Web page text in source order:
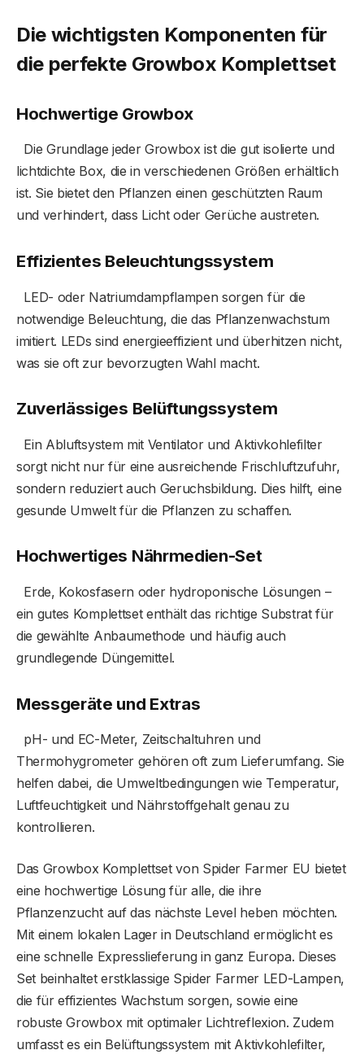
Die wichtigsten Komponenten für
die perfekte Growbox Komplettset
Hochwertige Growbox
Die Grundlage jeder Growbox ist die gut isolierte und
lichtdichte Box, die in verschiedenen Größen erhältlich
ist. Sie bietet den Pflanzen einen geschützten Raum
und verhindert, dass Licht oder Gerüche austreten.
Effizientes Beleuchtungssystem
LED- oder Natriumdampflampen sorgen für die
notwendige Beleuchtung, die das Pflanzenwachstum
imitiert. LEDs sind energieeffizient und überhitzen nicht,
was sie oft zur bevorzugten Wahl macht.
Zuverlässiges Belüftungssystem
Ein Abluftsystem mit Ventilator und Aktivkohlefilter
sorgt nicht nur für eine ausreichende Frischluftzufuhr,
sondern reduziert auch Geruchsbildung. Dies hilft, eine
gesunde Umwelt für die Pflanzen zu schaffen.
Hochwertiges Nährmedien-Set
Erde, Kokosfasern oder hydroponische Lösungen –
ein gutes Komplettset enthält das richtige Substrat für
die gewählte Anbaumethode und häufig auch
grundlegende Düngemittel.
Messgeräte und Extras
pH- und EC-Meter, Zeitschaltuhren und
Thermohygrometer gehören oft zum Lieferumfang. Sie
helfen dabei, die Umweltbedingungen wie Temperatur,
Luftfeuchtigkeit und Nährstoffgehalt genau zu
kontrollieren.
Das Growbox Komplettset von Spider Farmer EU bietet
eine hochwertige Lösung für alle, die ihre
Pflanzenzucht auf das nächste Level heben möchten.
Mit einem lokalen Lager in Deutschland ermöglicht es
eine schnelle Expresslieferung in ganz Europa. Dieses
Set beinhaltet erstklassige Spider Farmer LED-Lampen,
die für effizientes Wachstum sorgen, sowie eine
robuste Growbox mit optimaler Lichtreflexion. Zudem
umfasst es ein Belüftungssystem mit Aktivkohlefilter,